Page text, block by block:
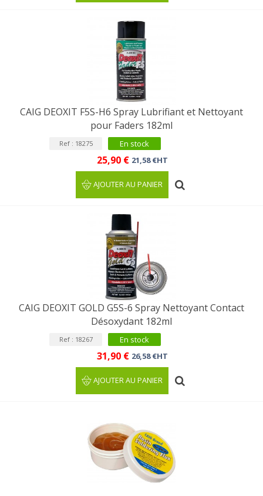
CAIG DEOXIT F5S-H6 Spray Lubrifiant et Nettoyant
pour Faders 182ml
Ref : 18275 En stock
25,90 € 21,58 €HT
AJOUTER AU PANIER
CAIG DEOXIT GOLD G5S-6 Spray Nettoyant Contact
Désoxydant 182ml
Ref : 18267 En stock
31,90 € 26,58 €HT
AJOUTER AU PANIER